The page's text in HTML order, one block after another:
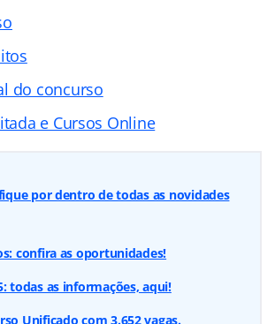
do concurso
e Cursos Online
por dentro de todas as novidades
confira as oportunidades!
todas as informações, aqui!
Unificado com 3.652 vagas.